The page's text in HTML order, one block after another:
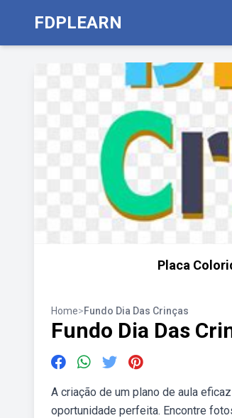
FDPLEARN
Placa
Home>Fundo Dia Das Crinças
Fundo Dia Das
A criação de um plano de aula
oportunidade perfeita. Encontre